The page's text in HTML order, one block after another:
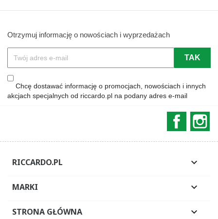
Otrzymuj informację o nowościach i wyprzedażach
Chcę dostawać informację o promocjach, nowościach i innych
akcjach specjalnych od riccardo.pl na podany adres e-mail
RICCARDO.PL 
MARKI 
STRONA GŁÓWNA 